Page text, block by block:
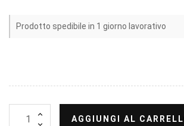
Prodotto spedibile in 1 giorno lavorativo
AGGIUNGI AL